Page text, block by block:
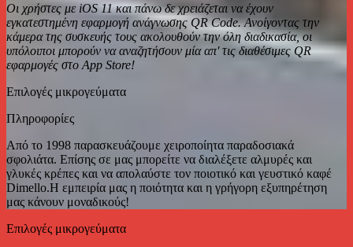
Οι χρήστες με iOS 11 και πάνω δε χρειάζεται να έχουν
εγκατεστημένη εφαρμογή ανάγνωσης QR Code. Ανοίγοντας την
κάμερα της συσκευής τους ακολουθούν την όλη διαδικασία, οι
υπόλοιποι μπορούν να αναζητήσουν μία απ' τις διαθέσιμες QR
εφαρμογές στο App Store!
Επιλογές μικρογεύματα
Πληροφορίες
Από το 1998 παρασκευάζουμε χειροποίητα παραδοσιακά
σφολιάτα. Επίσης σε μας μπορείτε να διαλέξετε αλμυρές και
γλυκές κρέπες και να απολαύστε τον ποιοτικό και γευστικό καφέ
Dimello.H εμπειρία μας η ποιότητα και η γρήγορη εξυπηρέτηση
μας κάνουν μοναδικούς!
Επιλογές μικρογεύματα